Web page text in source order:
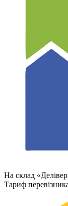
На склад
Тариф